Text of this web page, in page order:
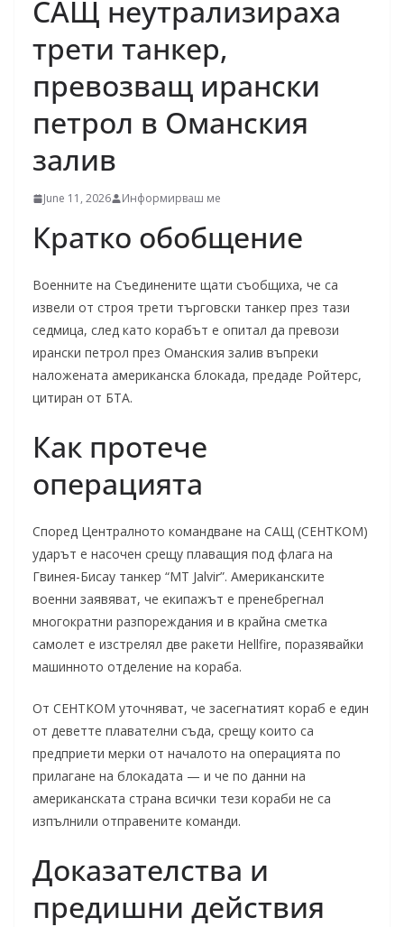
САЩ неутрализираха
трети танкер,
превозващ ирански
петрол в Оманския
залив
June 11, 2026 Информирваш ме
Кратко обобщение
Военните на Съединените щати съобщиха, че са
извели от строя трети търговски танкер през тази
седмица, след като корабът е опитал да превози
ирански петрол през Оманския залив въпреки
наложената американска блокада, предаде Ройтерс,
цитиран от БТА.
Как протече
операцията
Според Централното командване на САЩ (СЕНТКОМ)
ударът е насочен срещу плаващия под флага на
Гвинея-Бисау танкер “MT Jalvir”. Американските
военни заявяват, че екипажът е пренебрегнал
многократни разпореждания и в крайна сметка
самолет е изстрелял две ракети Hellfire, поразявайки
машинното отделение на кораба.
От СЕНТКОМ уточняват, че засегнатият кораб е един
от деветте плавателни съда, срещу които са
предприети мерки от началото на операцията по
прилагане на блокадата — и че по данни на
американската страна всички тези кораби не са
изпълнили отправените команди.
Доказателства и
предишни действия